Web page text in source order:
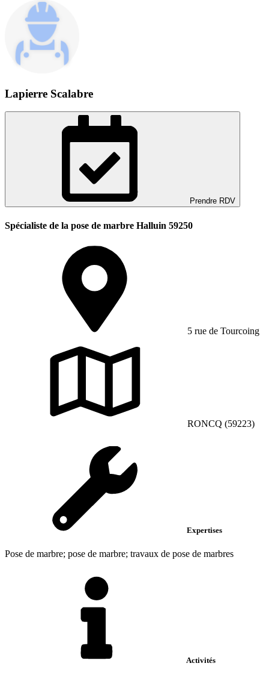
Lapierre Scalabre
Prendre RDV
Spécialiste de la pose de marbre Halluin 59250
5 rue de Tourcoing
RONCQ (59223)
Expertises
Pose de marbre; pose de marbre; travaux de pose de marbres
Activités